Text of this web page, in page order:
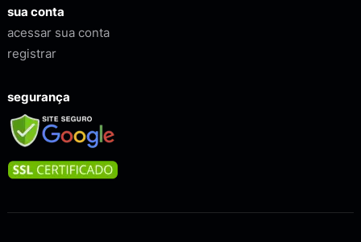
sua conta
acessar sua conta
registrar
segurança